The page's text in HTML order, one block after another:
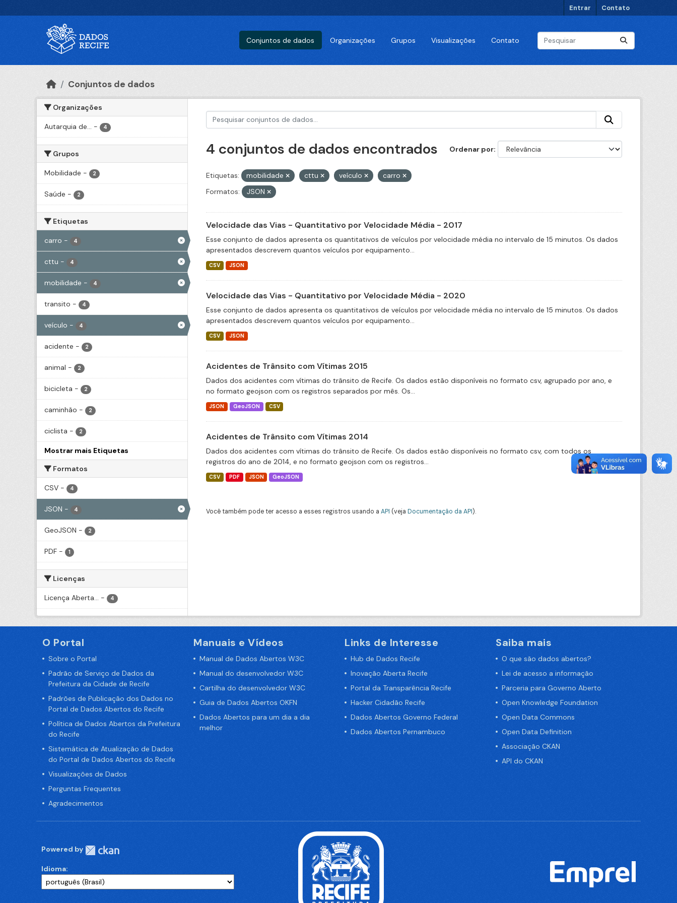
Entrar Contato
Conjuntos de dados Organizações Grupos Visualizações Contato
Conjuntos de dados
Organizações
Autarquia de... - 4
Grupos
Mobilidade - 2
Saúde - 2
Etiquetas
carro - 4
cttu - 4
mobilidade - 4
transito - 4
veículo - 4
acidente - 2
animal - 2
bicicleta - 2
caminhão - 2
ciclista - 2
Mostrar mais Etiquetas
Formatos
CSV - 4
JSON - 4
GeoJSON - 2
PDF - 1
Licenças
Licença Aberta... - 4
Ordenar por
4 conjuntos de dados encontrados
Etiquetas: mobilidade cttu veículo
carro
Formatos:
JSON
Velocidade das Vias - Quantitativo por Velocidade Média - 2017
Esse conjunto de dados apresenta os quantitativos de veículos por velocidade média no intervalo de 15 minutos. Os dados
apresentados descrevem quantos veículos por equipamento...
CSV JSON
Velocidade das Vias - Quantitativo por Velocidade Média - 2020
Esse conjunto de dados apresenta os quantitativos de veículos por velocidade média no intervalo de 15 minutos. Os dados
apresentados descrevem quantos veículos por equipamento...
CSV JSON
Acidentes de Trânsito com Vítimas 2015
Dados dos acidentes com vítimas do trânsito de Recife. Os dados estão disponíveis no formato csv, agrupado por ano, e
no formato geojson com os registros separados por mês. Os...
JSON GeoJSON CSV
Acidentes de Trânsito com Vítimas 2014
Dados dos acidentes com vítimas do trânsito de Recife. Os dados estão disponíveis no formato csv, com todos os
registros do ano de 2014, e no formato geojson com os registros...
CSV PDF JSON GeoJSON
Você também pode ter acesso a esses registros usando a API (veja Documentação da API).
O Portal
Sobre o Portal
Padrão de Serviço de Dados da
Prefeitura da Cidade de Recife
Padrões de Publicação dos Dados no
Portal de Dados Abertos do Recife
Política de Dados Abertos da Prefeitura
do Recife
Sistemática de Atualização de Dados
do Portal de Dados Abertos do Recife
Visualizações de Dados
Perguntas Frequentes
Agradecimentos
Manuais e Vídeos
Manual de Dados Abertos W3C
Manual do desenvolvedor W3C
Cartilha do desenvolvedor W3C
Guia de Dados Abertos OKFN
Dados Abertos para um dia a dia
melhor
Links de Interesse
Hub de Dados Recife
Inovação Aberta Recife
Portal da Transparência Recife
Hacker Cidadão Recife
Dados Abertos Governo Federal
Dados Abertos Pernambuco
Saiba mais
O que são dados abertos?
Lei de acesso a informação
Parceria para Governo Aberto
Open Knowledge Foundation
Open Data Commons
Open Data Definition
Associação CKAN
API do CKAN
Powered by
Idioma